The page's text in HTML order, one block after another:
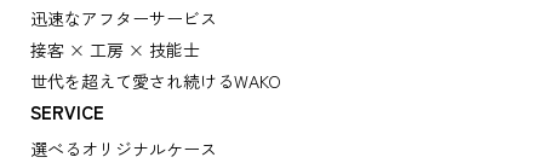
迅速なアフターサービス
接客 × 工房 × 技能士
世代を超えて愛され続けるWAKO
SERVICE
選べるオリジナルケース